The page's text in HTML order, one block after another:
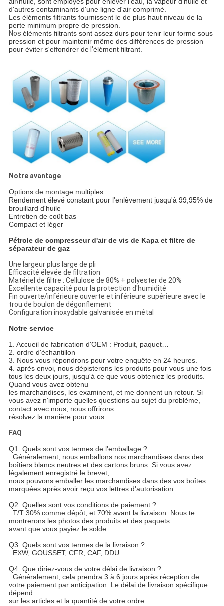
d'autres contaminants d'une ligne d'air comprimé.
Les éléments filtrants fournissent le de plus haut niveau de la
perte minimum propre de pression.
Nos éléments filtrants sont assez durs pour tenir leur forme sous
pression et pour maintenir même des différences de pression
pour éviter s'effondrer del'élément filtrant.
Notre avantage
Options de montage multiples
Rendement élevé constant pour l'enlèvement jusqu'à 99,95% de
brouillard d'huile
Entretien de coût bas
Compact et léger
Pétrole de compresseur d'air de vis deKapa et filtre de
séparateur de gaz
Une largeur plus large de pli
Efficacité élevée de filtration
Matériel de filtre : Cellulose de 80% + polyester de 20%
Excellente capacité pour la protection d'humidité
Fin ouverte/inférieure ouverte et inférieure supérieure avec le
trou de boulon de dégonflement
Configuration inoxydable galvanisée en métal
Notre service
1. Accueil de fabrication d'OEM : Produit, paquet…
2. ordre d'échantillon
3. Nous vous répondrons pour votre enquête en 24 heures.
4. après envoi, nous dépisterons les produits pour vous une fois
tous les deux jours, jusqu'à ce que vous obteniez les produits.
Quand vous avez obtenu
les marchandises, les examinent, et me donnent un retour. Si
vous avez n'importe quelles questions au sujet du problème,
contact avec nous, nous offrirons
résolvez la manière pour vous.
FAQ
Q1. Quels sont vos termes de l'emballage ?
: Généralement, nous emballons nos marchandises dans des
boîtiers blancs neutres et des cartons bruns. Si vous avez
légalement enregistré le brevet,
nous pouvons emballer les marchandises dans des vos boîtes
marquées après avoir reçu vos lettres d'autorisation.
Q2. Quelles sont vos conditions de paiement ?
: T/T 30% comme dépôt, et 70% avant la livraison. Nous te
montrerons les photos des produits et des paquets
avant que vous payiez le solde.
Q3. Quels sont vos termes de la livraison ?
: EXW, GOUSSET, CFR, CAF, DDU.
Q4. Que diriez-vous de votre délai de livraison ?
: Généralement, cela prendra 3 à 6 jours après réception de
votre paiement par anticipation. Le délai de livraison spécifique
dépend
sur les articles et la quantité de votre ordre.